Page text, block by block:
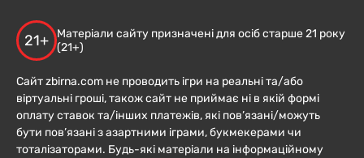
21+
Матеріали сайту призначені для осіб старше 21 року
(21+)
Сайт zbirna.com не проводить ігри на реальні та/або
віртуальні гроші, також сайт не приймає ні в якій формі
оплату ставок та/інших платежів, які пов’язані/можуть
бути пов’язані з азартними іграми, букмекерами чи
тоталізаторами. Будь-які матеріали на інформаційному